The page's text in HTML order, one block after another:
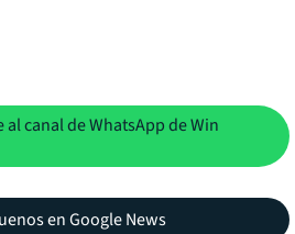
canal de WhatsApp de Win
en Google News